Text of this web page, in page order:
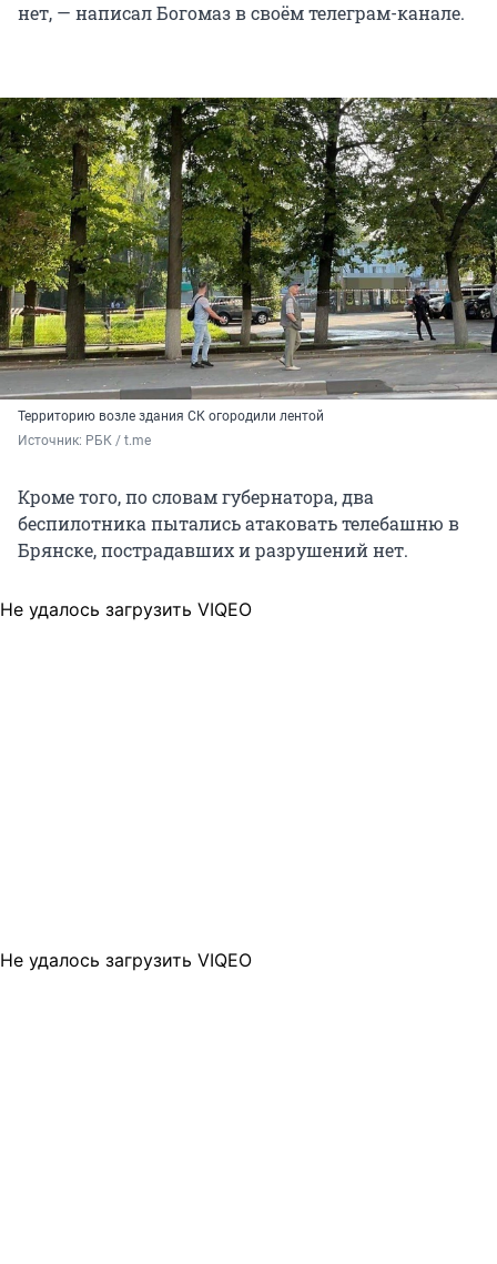
нет, — написал Богомаз в своём телеграм-канале.
Территорию возле здания СК огородили лентой
Источник: РБК / t.me
Кроме того, по словам губернатора, два
беспилотника пытались атаковать телебашню в
Брянске, пострадавших и разрушений нет.
Не удалось загрузить VIQEO
Не удалось загрузить VIQEO